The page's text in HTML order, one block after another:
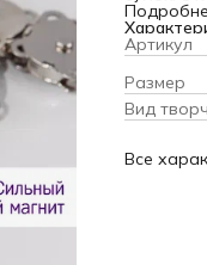
сумок
то
Артикул
Размер
Вид
Все